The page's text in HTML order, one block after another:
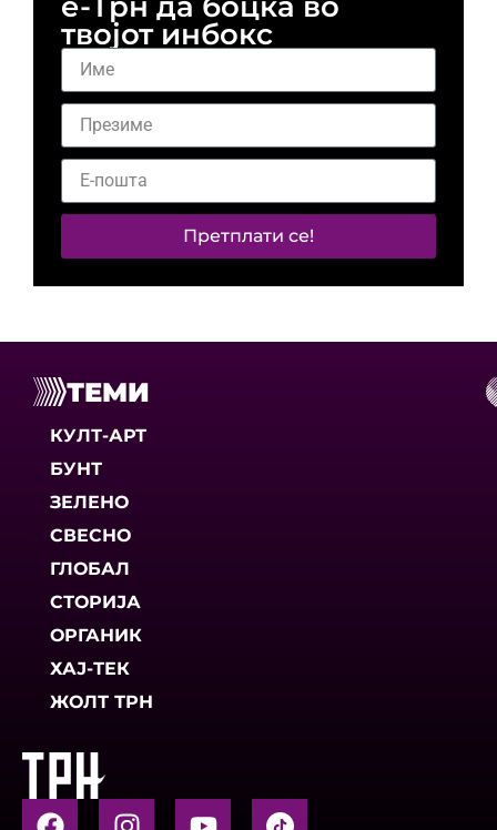
твојот инбокс
Претплати се!
ТЕМИ
КУЛТ-АРТ
БУНТ
ЗЕЛЕНО
СВЕСНО
ГЛОБАЛ
СТОРИЈА
ОРГАНИК
ХАЈ-ТЕК
ЖОЛТ ТРН